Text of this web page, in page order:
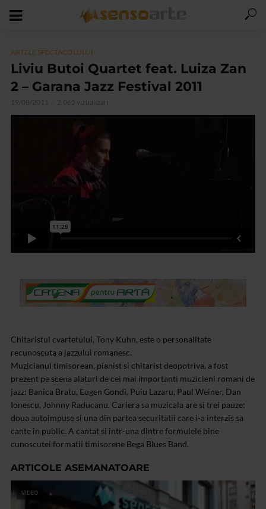
ARTELE SPECTACOLULUI
Liviu Butoi Quartet feat. Luiza Zan
2 – Garana Jazz Festival 2011
19/08/2011 2.065 vizualizari
Chitaristul cvartetului, Tony Kuhn, este o personalitate
recunoscuta a jazzului romanesc.
Muzicianul timisorean, pianist si chitarist deopotriva, a fost
prezent pe scena alaturi de cei mai importanti muzicieni romani de
jazz: Banica Bratu, Eugen Gondi, Puiu Lazaru, Paul Weiner, Dan
Ionescu, Johnny Raducanu. Cariera sa muzicala are si trei pauze:
doua autoimpuse si una din partea securitatii care i-a interzis sa
cante in public. A cantat si intr-una dintre formulele bine
cunoscutei formatii timisorene Bega Blues Band.
ARTICOLE ASEMANATOARE
VIDEO